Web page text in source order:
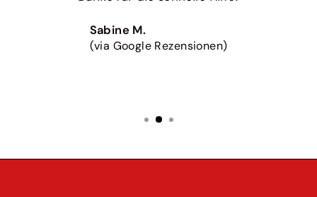
Sabine M.
(via Google Rezensionen)